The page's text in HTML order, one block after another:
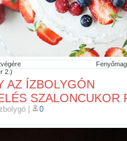
2.)
AZ ÍZBOLYGÓN
SZALONCUKOR
| 0